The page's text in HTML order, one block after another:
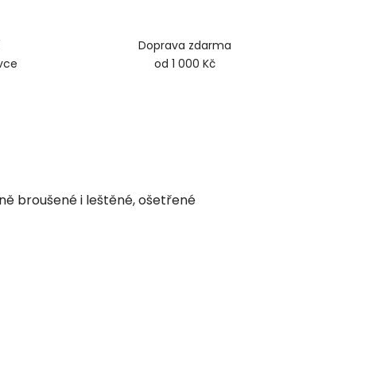
Doprava zdarma
od 1 000 Kč
broušené i leštěné, ošetřené